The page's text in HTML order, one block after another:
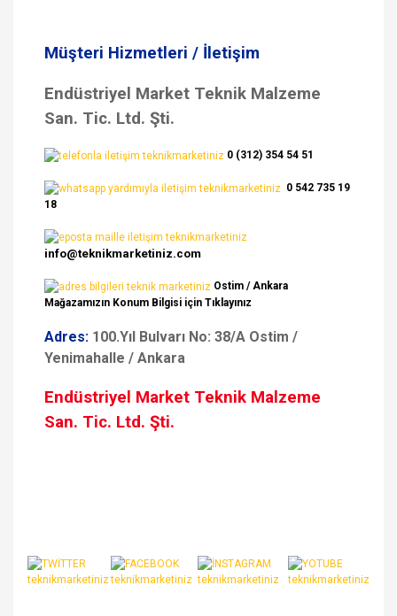
Müşteri Hizmetleri / İletişim
Endüstriyel Market Teknik Malzeme
San. Tic. Ltd. Şti.
0 (312) 354 54 51
0 542 735 19
18
info@teknikmarketiniz.com
Ostim / Ankara
Mağazamızın Konum Bilgisi için Tıklayınız
Adres: 100.Yıl Bulvarı No: 38/A Ostim /
Yenimahalle / Ankara
Endüstriyel Market Teknik Malzeme
San. Tic. Ltd. Şti.